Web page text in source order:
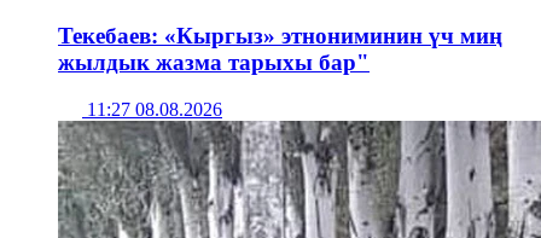
Текебаев: «Кыргыз» этнониминин үч миң
жылдык жазма тарыхы бар"
11:27 08.08.2026